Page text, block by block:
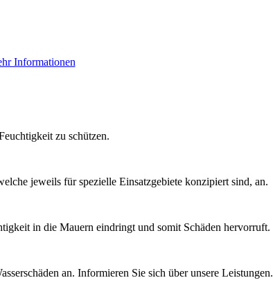
Informationen
zu schützen.
jeweils für spezielle Einsatzgebiete konzipiert sind, an.
in die Mauern eindringt und somit Schäden hervorruft.
an. Informieren Sie sich über unsere Leistungen.